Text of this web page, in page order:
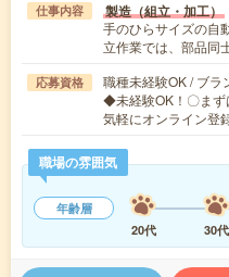
仕事内容 製造（組立・加工）
手のひらサイズの自
立作業では、部品同
応募資格
職種未経験OK / ブラ
◆未経験OK！〇まず
気軽にオンライン
職場の雰囲気
年齢層
20代
30代